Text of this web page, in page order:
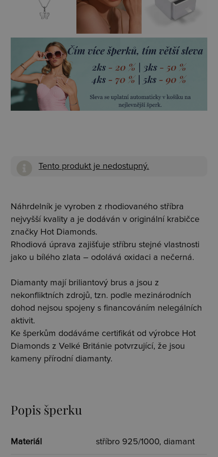
Tento produkt je nedostupný.
Náhrdelník je vyroben z rhodiovaného stříbra
nejvyšší kvality a je dodáván v originální krabičce
značky Hot Diamonds.
Rhodiová úprava zajišťuje stříbru stejné vlastnosti
jako u bílého zlata – odolává oxidaci a nečerná.
Diamanty mají briliantový brus a jsou z
nekonfliktních zdrojů, tzn. podle mezinárodních
dohod nejsou spojeny s financováním nelegálních
aktivit.
Ke šperkům dodáváme certifikát od výrobce Hot
Diamonds z Velké Británie potvrzující, že jsou
kameny přírodní diamanty.
Popis šperku
Materiál stříbro 925/1000, diamant